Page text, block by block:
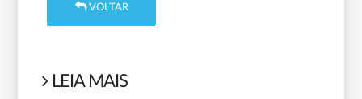
VOLTAR
LEIA MAIS